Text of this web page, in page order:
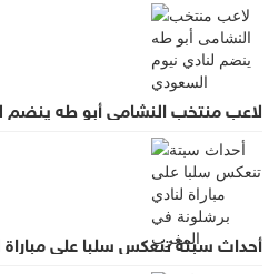
لاعب منتخب النشامى أبو طه ينضم
أحداث سبتة تنعكس سلبا على